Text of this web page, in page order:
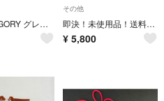
美品 GREGORY グレゴリー JADE 43 ジェイド SM/MD ミストグレー 1466629978
その他
即決！未使用品！送料無料！GREGORY グレゴリー CASUAL DAY DEEP FOREST COM カモ迷彩
¥ 5,800